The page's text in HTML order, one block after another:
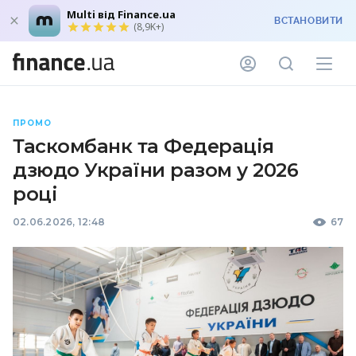
Multi від Finance.ua
(8,9K+) ВСТАНОВИТИ
ПРОМО
Таскомбанк та Федерація
дзюдо України разом у 2026
році
02.06.2026, 12:48 67